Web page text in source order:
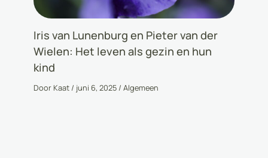
Iris van Lunenburg en Pieter van der
Wielen: Het leven als gezin en hun
kind
Door Kaat / juni 6, 2025 /Algemeen